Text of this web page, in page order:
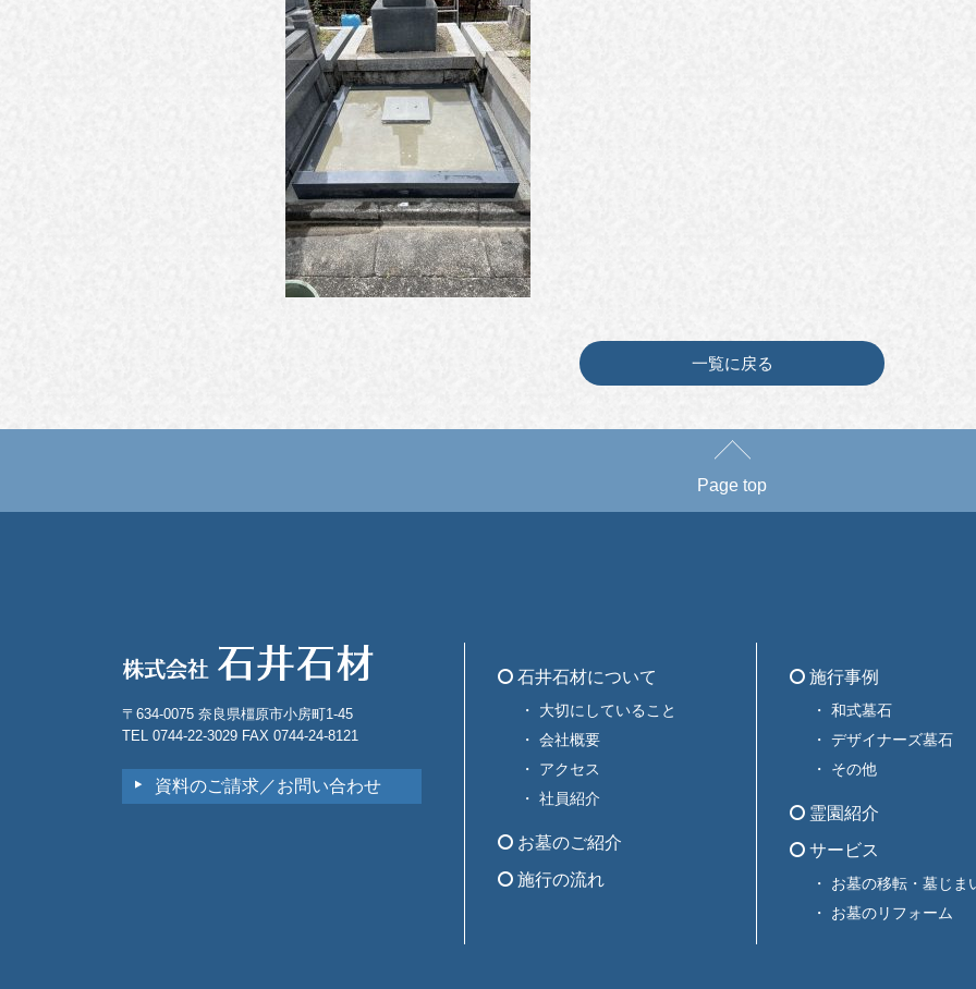
一覧に戻る
Page top
〒634-0075 奈良県橿原市小房町1-45
TEL 0744-22-3029 FAX 0744-24-8121
資料のご請求／お問い合わせ
石井石材について
大切にしていること
会社概要
アクセス
社員紹介
お墓のご紹介
施行の流れ
施行事例
和式墓石
デザイナーズ墓石
その他
霊園紹介
サービス
お墓の移転・墓じま
お墓のリフォーム